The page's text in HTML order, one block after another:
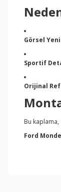
Görsel
Sportif
Orijinal
Bu kaplama,
Ford